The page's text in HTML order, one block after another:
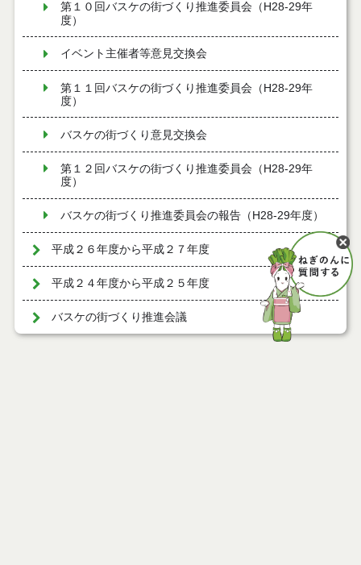
第１０回バスケの街づくり推進委員会（H28-29年
度）
イベント主催者等意見交換会
第１１回バスケの街づくり推進委員会（H28-29年
度）
バスケの街づくり意見交換会
第１２回バスケの街づくり推進委員会（H28-29年
度）
バスケの街づくり推進委員会の報告（H28-29年度）
平成２６年度から平成２７年度
平成２４年度から平成２５年度
バスケの街づくり推進会議